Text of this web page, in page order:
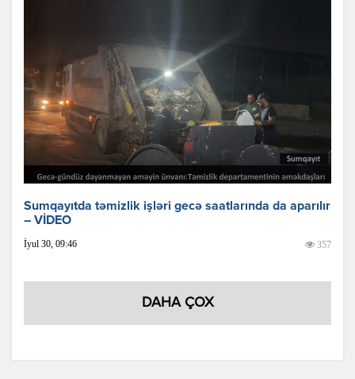
Sumqayıtda təmizlik işləri gecə saatlarında da aparılır
– VİDEO
İyul 30, 09:46 357
DAHA ÇOX